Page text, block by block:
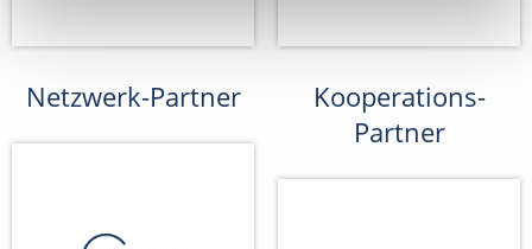
Netzwerk-Partner
Kooperations-
Partner